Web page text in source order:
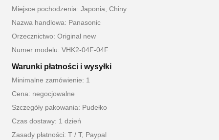
Miejsce pochodzenia: Japonia, Chiny
Nazwa handlowa: Panasonic
Orzecznictwo: Original new
Numer modelu: VHK2-04F-04F
Warunki płatności i wysyłki
Minimalne zamówienie: 1
Cena: negocjowalne
Szczegóły pakowania: Pudełko
Czas dostawy: 1 dzień
Zasady płatności: T / T, Paypal